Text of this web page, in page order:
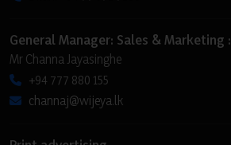
General Manager: Sales & Marketing :
Mr Channa Jayasinghe
+94 777 880 155
channaj@wijeya.lk